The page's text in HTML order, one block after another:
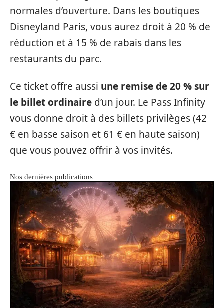
normales d’ouverture. Dans les boutiques
Disneyland Paris, vous aurez droit à 20 % de
réduction et à 15 % de rabais dans les
restaurants du parc.
Ce ticket offre aussi une remise de 20 % sur
le billet ordinaire d’un jour. Le Pass Infinity
vous donne droit à des billets privilèges (42
€ en basse saison et 61 € en haute saison)
que vous pouvez offrir à vos invités.
Nos dernières publications